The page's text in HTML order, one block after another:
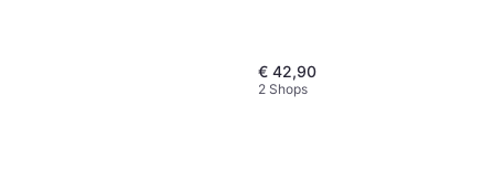
€ 42,90
2 Shops